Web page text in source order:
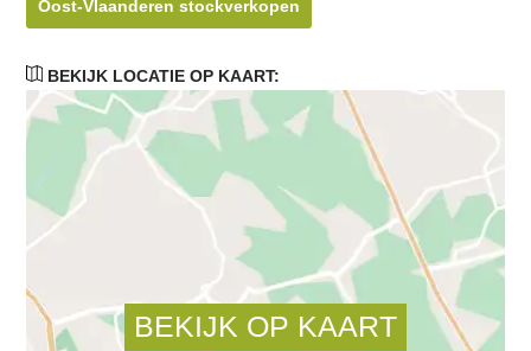
Oost-Vlaanderen stockverkopen
BEKIJK LOCATIE OP KAART: